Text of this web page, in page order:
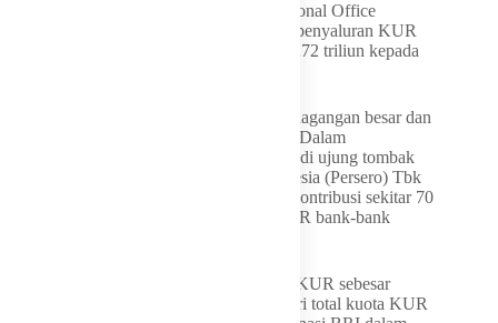
Satu di antaranya, wilayah kerja BRI Regional Office
Denpasar yang mencakup Bali dan NTB, penyaluran KUR
hingga April 2026 tercatat mencapai Rp4,272 triliun kepada
Penyaluran tersebut didominasi sektor perdagangan besar dan
eceran, pertanian, jasa, serta industri kecil. Dalam
pelaksanaannya, bank-bank BUMN menjadi ujung tombak
penyaluran KUR. PT Bank Rakyat Indonesia (Persero) Tbk
tercatat sebagai penyalur terbesar dengan kontribusi sekitar 70
hingga 75 persen dari total penyaluran KUR bank-bank
Pada tahun 2022, BRI memperoleh kuota KUR sebesar
Rp254,1 triliun atau sekitar 76,5 persen dari total kuota KUR